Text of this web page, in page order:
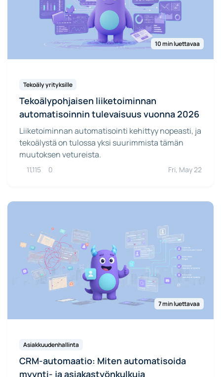
10 min luettavaa
Tekoäly yrityksille
Tekoälypohjaisen liiketoiminnan
automatisoinnin tulevaisuus vuonna 2026
Liiketoiminnan automatisointi kehittyy nopeasti, ja
tekoälystä on tulossa yksi suurimmista tämän
muutoksen vetureista.
11,115 0 Fri, May 22
7 min luettavaa
Asiakkuudenhallinta
CRM-automaatio: Miten automatisoida
myynti- ja asiakastyönkulkuja